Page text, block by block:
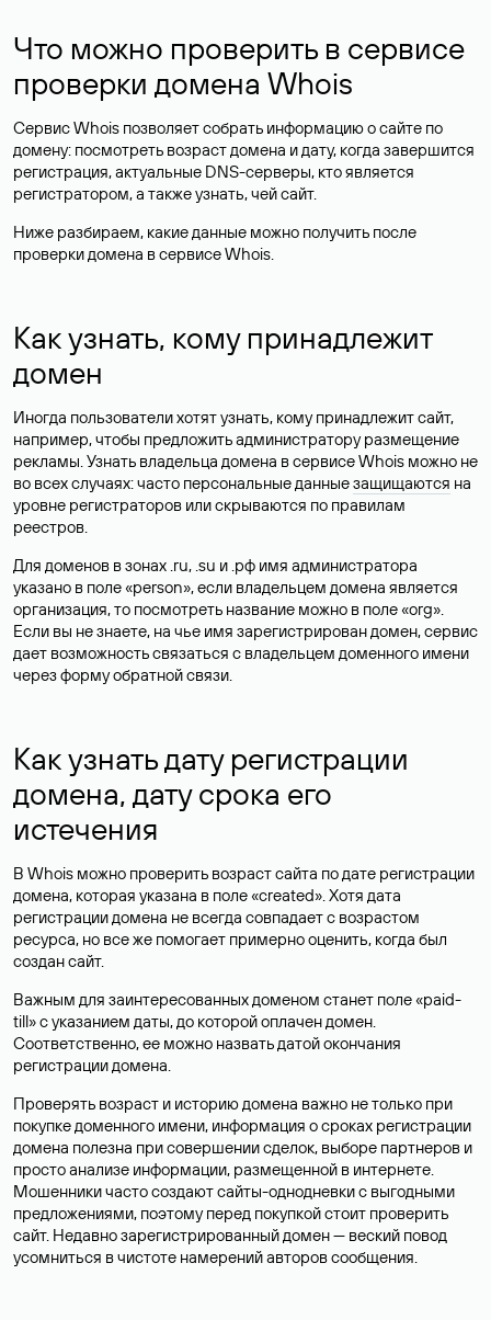
Что можно проверить в сервисе
проверки домена Whois
Сервис Whois позволяет собрать информацию о сайте по
домену: посмотреть возраст домена и дату, когда завершится
регистрация, актуальные DNS-серверы, кто является
регистратором, а также узнать, чей сайт.
Ниже разбираем, какие данные можно получить после
проверки домена в сервисе Whois.
Как узнать, кому принадлежит
домен
Иногда пользователи хотят узнать, кому принадлежит сайт,
например, чтобы предложить администратору размещение
рекламы. Узнать владельца домена в сервисе Whois можно не
во всех случаях: часто персональные данныезащищаются на
уровне регистраторов или скрываются по правилам
реестров.
Для доменов в зонах .ru, .su и .рф имя администратора
указано в поле «person», если владельцем домена является
организация, то посмотреть название можно в поле «org».
Если вы не знаете, на чье имя зарегистрирован домен, сервис
дает возможность связаться с владельцем доменного имени
через форму обратной связи.
Как узнать дату регистрации
домена, дату срока его
истечения
В Whois можно проверить возраст сайта по дате регистрации
домена, которая указана в поле «created». Хотя дата
регистрации домена не всегда совпадает с возрастом
ресурса, но все же помогает примерно оценить, когда был
создан сайт.
Важным для заинтересованных доменом станет поле «paid-
till» с указанием даты, до которой оплачен домен.
Соответственно, ее можно назвать датой окончания
регистрации домена.
Проверять возраст и историю домена важно не только при
покупке доменного имени, информация о сроках регистрации
домена полезна при совершении сделок, выборе партнеров и
просто анализе информации, размещенной в интернете.
Мошенники часто создают сайты-однодневки с выгодными
предложениями, поэтому перед покупкой стоит проверить
сайт. Недавно зарегистрированный домен — веский повод
усомниться в чистоте намерений авторов сообщения.